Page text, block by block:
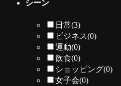
シーン
日常(3)
ビジネス(0)
運動(0)
飲食(0)
ショッピング(0)
女子会(0)